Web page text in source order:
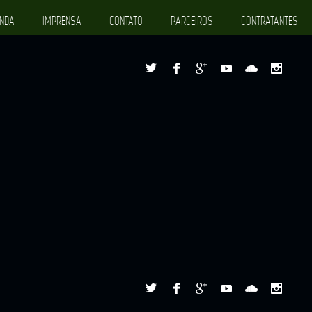
IMPRENSA CONTATO PARCEIROS CONTRATANTES